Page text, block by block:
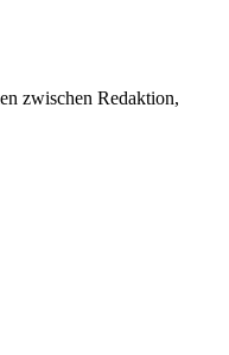
zwischen Redaktion,